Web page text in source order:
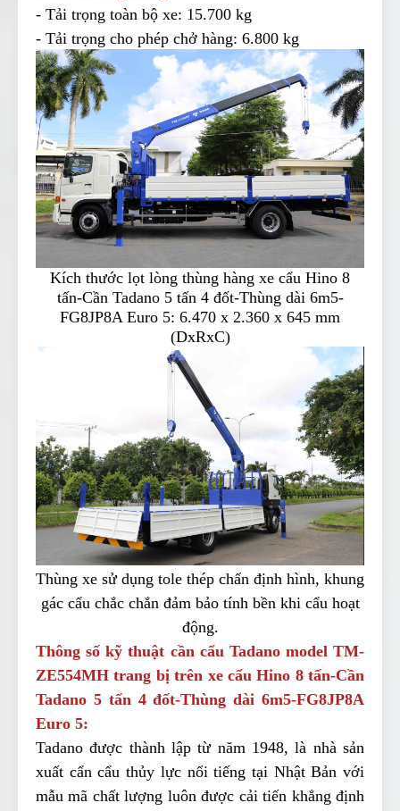
- Tải trọng toàn bộ xe: 15.700 kg
- Tải trọng cho phép chở hàng: 6.800 kg
Kích thước lọt lòng thùng hàng xe cẩu Hino 8
tấn-Cần Tadano 5 tấn 4 đốt-Thùng dài 6m5-
FG8JP8A Euro 5: 6.470 x 2.360 x 645 mm
(DxRxC)
Thùng xe sử dụng tole thép chấn định hình, khung
gác cẩu chắc chắn đảm bảo tính bền khi cẩu hoạt
động.
Thông số kỹ thuật cần cẩu Tadano model TM-
ZE554MH trang bị trên xe cẩu Hino 8 tấn-Cần
Tadano 5 tấn 4 đốt-Thùng dài 6m5-FG8JP8A
Euro 5:
Tadano được thành lập từ năm 1948, là nhà sản
xuất cẩn cẩu thủy lực nổi tiếng tại Nhật Bản với
mẫu mã chất lượng luôn được cải tiến khẳng định